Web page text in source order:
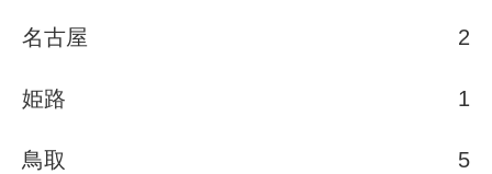
名古屋 2
姫路 1
鳥取 5